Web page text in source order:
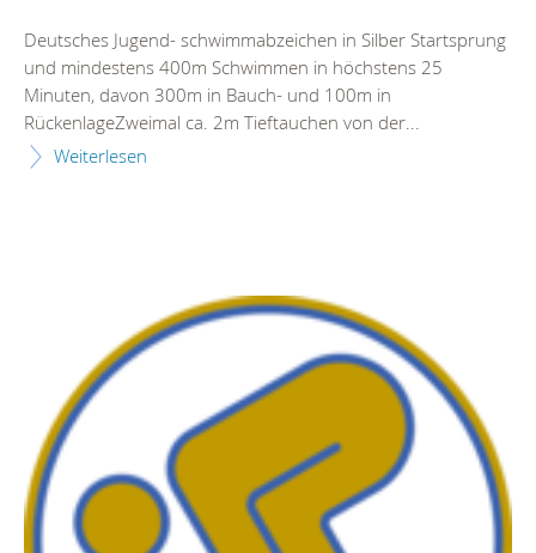
Deutsches Jugend- schwimmabzeichen in Silber Startsprung
und mindestens 400m Schwimmen in höchstens 25
Minuten, davon 300m in Bauch- und 100m in
RückenlageZweimal ca. 2m Tieftauchen von der...
Weiterlesen